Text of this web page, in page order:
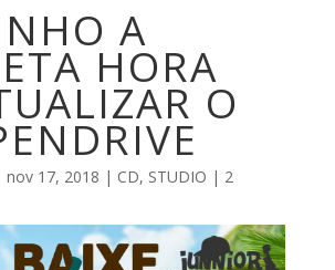
A
HORA
O
nov 17, 2018 | CD, STUDIO | 2